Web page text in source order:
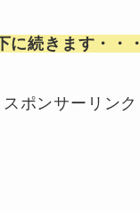
に続きます・・・
スポンサーリンク